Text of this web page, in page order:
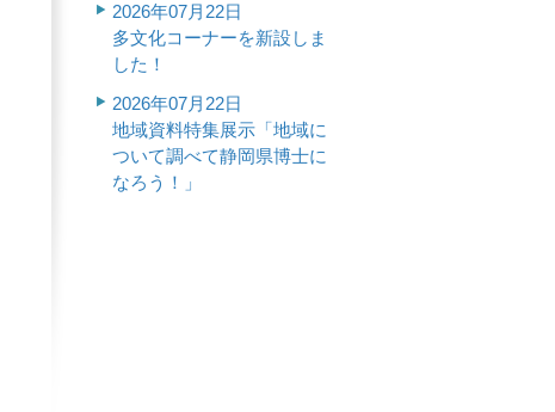
2026年07月22日
多文化コーナーを新設しま
した！
2026年07月22日
地域資料特集展示「地域に
ついて調べて静岡県博士に
なろう！」